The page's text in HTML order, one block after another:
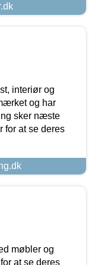
interiør og
og har
sker næste
for at se deres
møbler og
at se deres